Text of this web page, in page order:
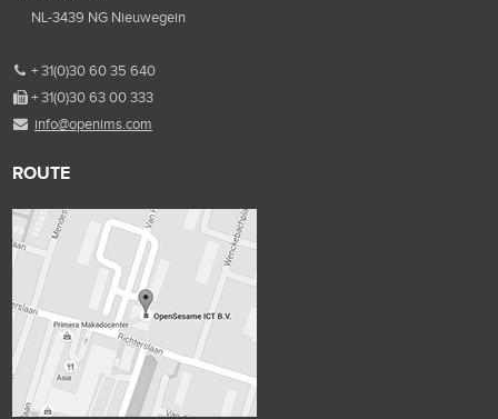
NL-3439 NG Nieuwegein
+ 31(0)30 60 35 640
+ 31(0)30 63 00 333
info@openims.com
ROUTE